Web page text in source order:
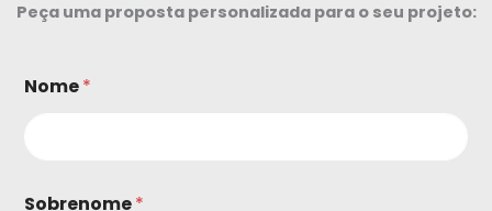
Peça uma proposta personalizada para o seu projeto:
Nome*
Sobrenome*